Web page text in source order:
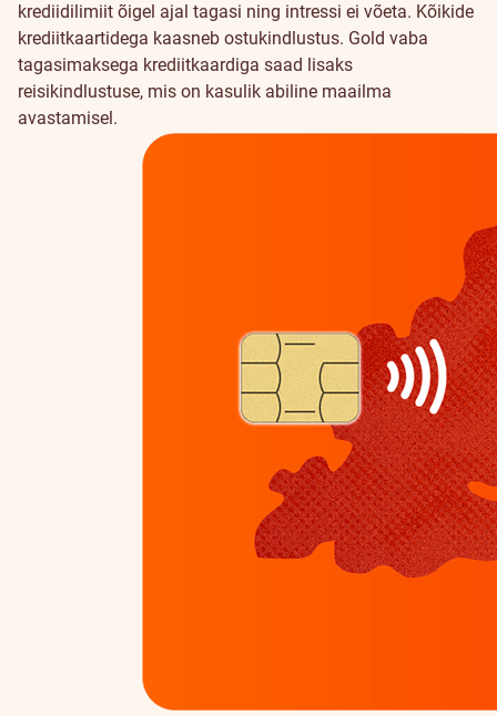
krediidilimiit õigel ajal tagasi ning intressi ei võeta. Kõikide
krediitkaartidega kaasneb ostukindlustus. Gold vaba
tagasimaksega krediitkaardiga saad lisaks
reisikindlustuse, mis on kasulik abiline maailma
avastamisel.